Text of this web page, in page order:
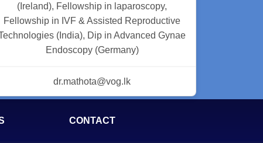
(Ireland), Fellowship in laparoscopy,
Fellowship in IVF & Assisted Reproductive
(India), Dip in Advanced Gynae
Endoscopy (Germany)
dr.mathota@vog.lk
CONTACT